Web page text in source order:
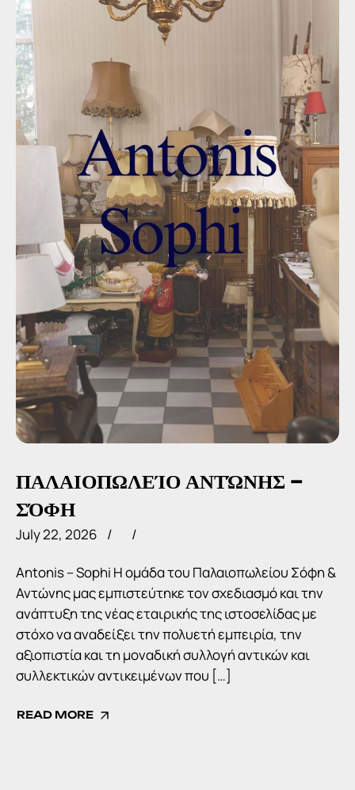
ΠΑΛΑΙΟΠΩΛΕΊΟ ΑΝΤΏΝΗΣ –
ΣΌΦΗ
July 22, 2026
Antonis – Sophi Η ομάδα του Παλαιοπωλείου Σόφη &
Αντώνης μας εμπιστεύτηκε τον σχεδιασμό και την
ανάπτυξη της νέας εταιρικής της ιστοσελίδας με
στόχο να αναδείξει την πολυετή εμπειρία, την
αξιοπιστία και τη μοναδική συλλογή αντικών και
συλλεκτικών αντικειμένων που […]
READ MORE